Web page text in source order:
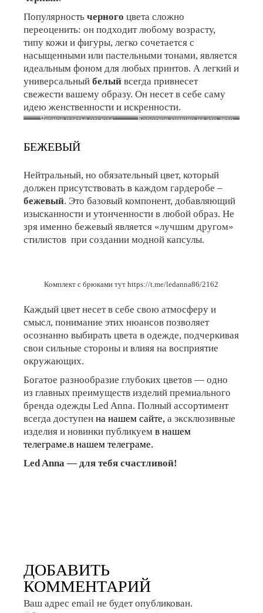
Популярностьчерного цвета сложно
переоценить: он подходит любому возрасту,
типу кожи и фигуры, легко сочетается с
насыщенными или пастельными тонами, является
идеальным фоном для любых принтов. А легкий и
универсальныйбелый всегда привнесет
свежести вашему образу. Он несет в себе саму
идею женственности и искренности.
Черное платье отсюда:
Короткое кимоно на это лето
БЕЖЕВЫЙ
Нейтральный, но обязательный цвет, который
должен присутствовать в каждом гардеробе –
бежевый. Это базовый компонент, добавляющий
изысканности и утонченности в любой образ. Не
зря именно бежевый является «лучшим другом»
стилистов при создании модной капсулы.
Комплект с брюками тутhttps://t.me/ledanna86/2162
Каждый цвет несет в себе свою атмосферу и
смысл, понимание этих нюансов позволяет
осознанно выбирать цвета в одежде, подчеркивая
свои сильные стороны и влияя на восприятие
окружающих.
Богатое разнообразие глубоких цветов — одно
из главных преимуществ изделий премиального
бренда одежды Led Anna. Полный ассортимент
всегда доступенна нашем сайте, а эксклюзивные
изделия и новинки публикуемв нашем
телеграме.в нашем телеграме.
Led Anna — для тебя счастливой!
ДОБАВИТЬ
КОММЕНТАРИЙ
Ваш адрес email не будет опубликован.